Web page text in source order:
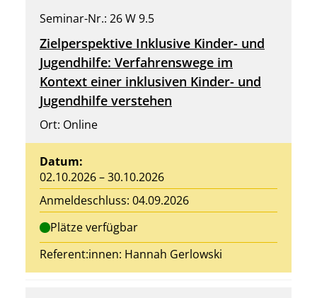
Seminar-Nr.: 26 W 9.5
Zielperspektive Inklusive Kinder- und
Jugendhilfe: Verfahrenswege im
Kontext einer inklusiven Kinder- und
Jugendhilfe verstehen
Ort: Online
Datum:
02.10.2026 – 30.10.2026
Anmeldeschluss: 04.09.2026
Plätze verfügbar
Referent:innen: Hannah Gerlowski